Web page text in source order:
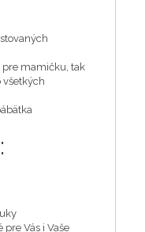
pre mamičku, tak
všetkých
Vás i Vaše